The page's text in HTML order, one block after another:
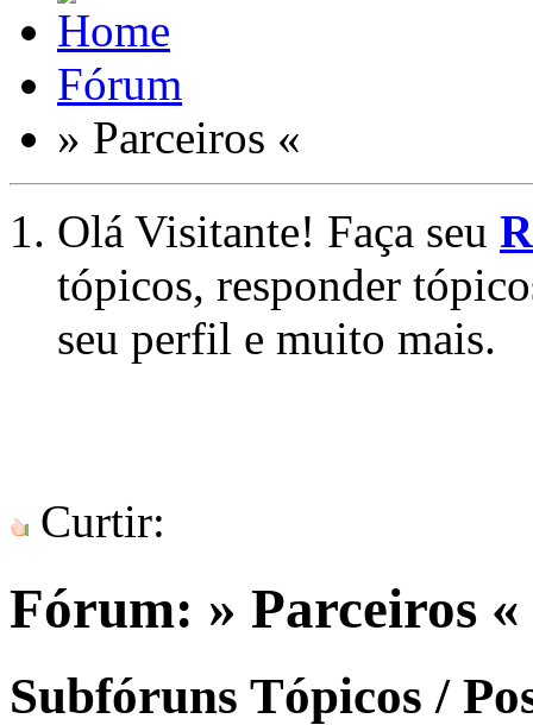
Fórum
» Parceiros «
Olá Visitante! Faça seu
tópicos, responder
seu perfil e muito mais.
Curtir:
Fórum: » Parceiros «
Subfóruns Tópicos /